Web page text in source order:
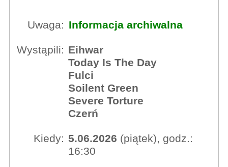
Uwaga: Informacja archiwalna
Wystąpili: Eihwar
Today Is The Day
Fulci
Soilent Green
Severe Torture
Czerń
Kiedy: 5.06.2026 (piątek), godz.:
16:30